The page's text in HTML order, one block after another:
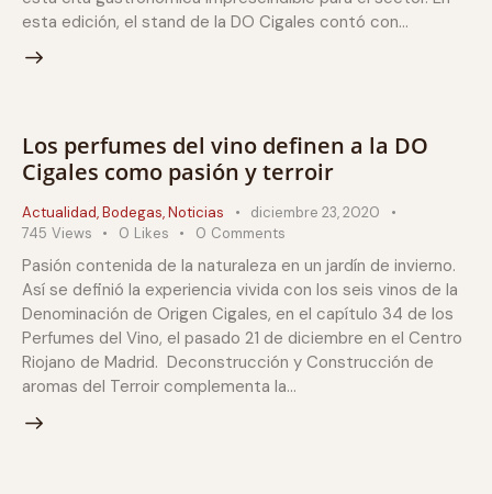
esta edición, el stand de la DO Cigales contó con…
Los perfumes del vino definen a la DO
Cigales como pasión y terroir
Actualidad,Bodegas,Noticias
diciembre 23, 2020
745 Views 0 Likes 0 Comments
Pasión contenida de la naturaleza en un jardín de invierno.
Así se definió la experiencia vivida con los seis vinos de la
Denominación de Origen Cigales, en el capítulo 34 de los
Perfumes del Vino, el pasado 21 de diciembre en el Centro
Riojano de Madrid. Deconstrucción y Construcción de
aromas del Terroir complementa la…